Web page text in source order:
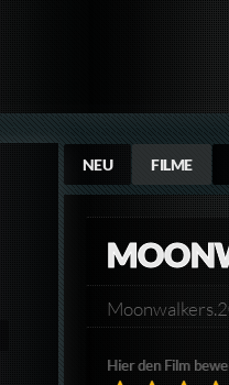
NEU FILME
Hier den Film